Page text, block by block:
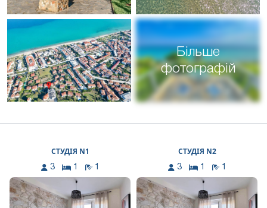
Більше
фотографій
СТУДІЯ N1
3 1 1
СТУДІЯ N2
3 1 1